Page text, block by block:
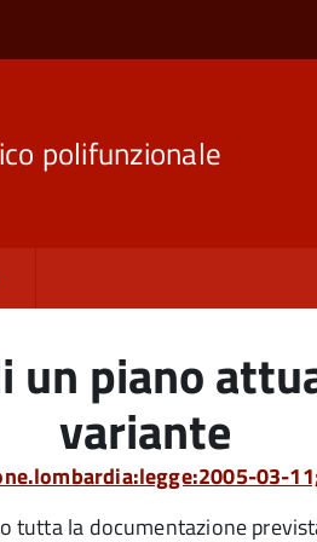
polifunzionale
un piano
variante
03-
tutta la documentazione